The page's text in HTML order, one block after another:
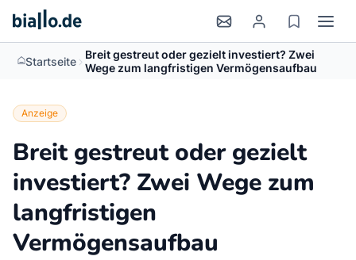
Startseite > Breit gestreut oder gezielt investiert? Zwei
Wege zum langfristigen Vermögensaufbau
Anzeige
Breit gestreut oder gezielt
investiert? Zwei Wege zum
langfristigen
Vermögensaufbau